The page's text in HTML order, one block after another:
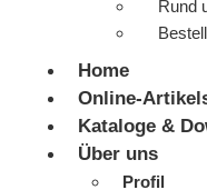
Rund
Home
Online-
Kataloge &
Über uns
Profil